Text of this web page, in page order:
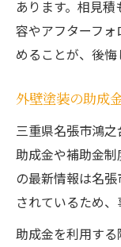
あります。相見
容やアフターフ
めることが、後悔
外壁塗装の助成
三重県名張市鴻
助成金や補助金
の最新情報は名
されているため、
助成金を利用する